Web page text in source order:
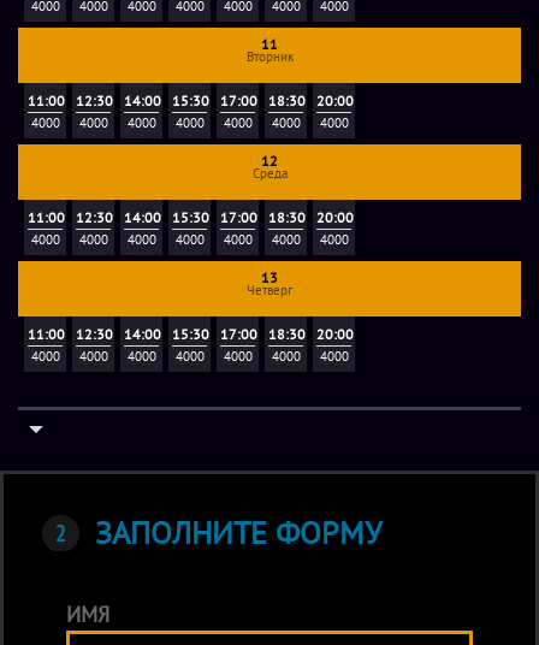
4000 4000 4000 4000 4000 4000 4000
11
Вторник
11:00
4000
12:30
4000
14:00
4000
15:30
4000
17:00
4000
18:30
4000
20:00
4000
12
Среда
11:00
4000
12:30
4000
14:00
4000
15:30
4000
17:00
4000
18:30
4000
20:00
4000
13
Четверг
11:00
4000
12:30
4000
14:00
4000
15:30
4000
17:00
4000
18:30
4000
20:00
4000
ЗАПОЛНИТЕ ФОРМУ
ИМЯ